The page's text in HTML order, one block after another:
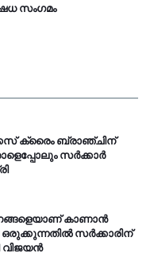
സംഗമം
ക്രൈം ബ്രാഞ്ചിന്
സർക്കാർ
കാണാൻ
സർക്കാരിന്
വിജയൻ